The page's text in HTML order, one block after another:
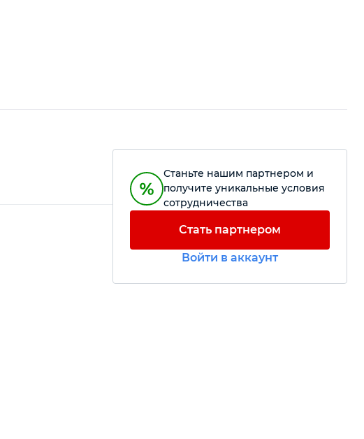
Станьте нашим партнером и
получите уникальные условия
сотрудничества
Стать партнером
Войти в аккаунт